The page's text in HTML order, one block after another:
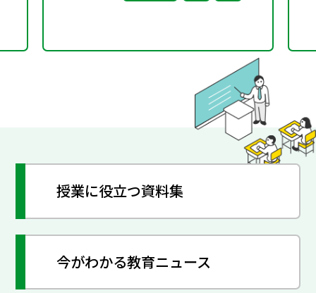
授業に役立つ資料集
今がわかる教育ニュース